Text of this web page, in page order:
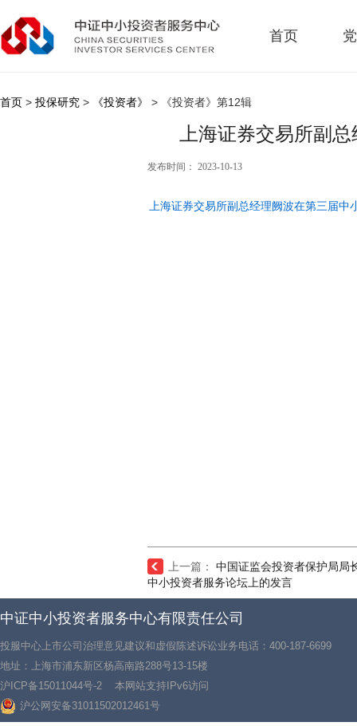
首页
首页 > 投保研究 > 《投资者》 > 《投资者》第12辑
上海证券交易所副
发布时间： 2023-10-13
上海证券交易所副总经理阙波在第三届中
上一篇：
中国证监会投资者保护局局
中小投资者服务论坛上的发言
中证中小投资者服务中心有限责任公司
投服中心上市公司治理意见建议和虚假陈述诉讼业务电话：400-187-6699
地址：上海市浦东新区杨高南路288号13-15楼
沪ICP备15011044号-2 本网站支持IPv6访问
沪公网安备31011502012461号